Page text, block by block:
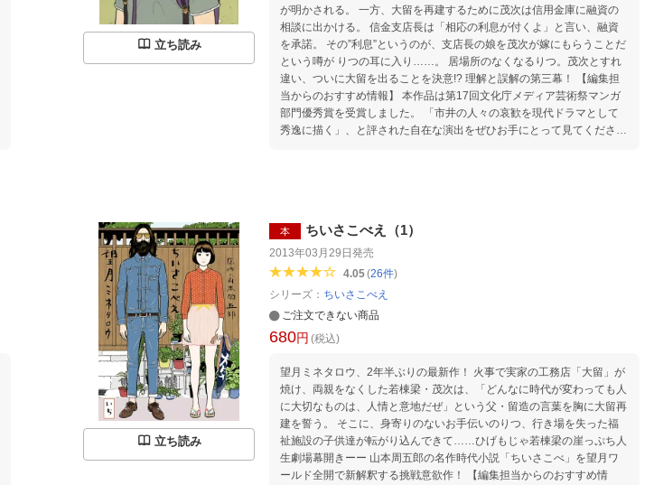
立ち読み
が明かされる。 一方、大留を再建するために茂次は信用金庫に融資の
相談に出かける。 信金支店長は「相応の利息が付くよ」と言い、融資
を承諾。 その”利息”というのが、支店長の娘を茂次が嫁にもらうことだ
という噂が りつの耳に入り……。 居場所のなくなるりつ。茂次とすれ
違い、ついに大留を出ることを決意!? 理解と誤解の第三幕！ 【編集担
当からのおすすめ情報】 本作品は第17回文化庁メディア芸術祭マンガ
部門優秀賞を受賞しました。 「市井の人々の哀歓を現代ドラマとして
秀逸に描く」、と評された自在な演出をぜひお手にとって見てくださ
立ち読み
本 ちいさこべえ（1）
2013年03月29日 発売
4.05(26件)
シリーズ： ちいさこべえ
ご注文できない商品
680円 (税込)
望月ミネタロウ、2年半ぶりの最新作！ 火事で実家の工務店「大留」が
焼け、両親をなくした若棟梁・茂次は、「どんなに時代が変わっても人
に大切なものは、人情と意地だぜ」という父・留造の言葉を胸に大留再
建を誓う。 そこに、身寄りのないお手伝いのりつ、行き場を失った福
祉施設の子供達が転がり込んできて……ひげもじゃ若棟梁の崖っぷち人
生劇場幕開きーー 山本周五郎の名作時代小説「ちいさこべ」を望月ワ
ールド全開で新解釈する挑戦意欲作！ 【編集担当からのおすすめ情